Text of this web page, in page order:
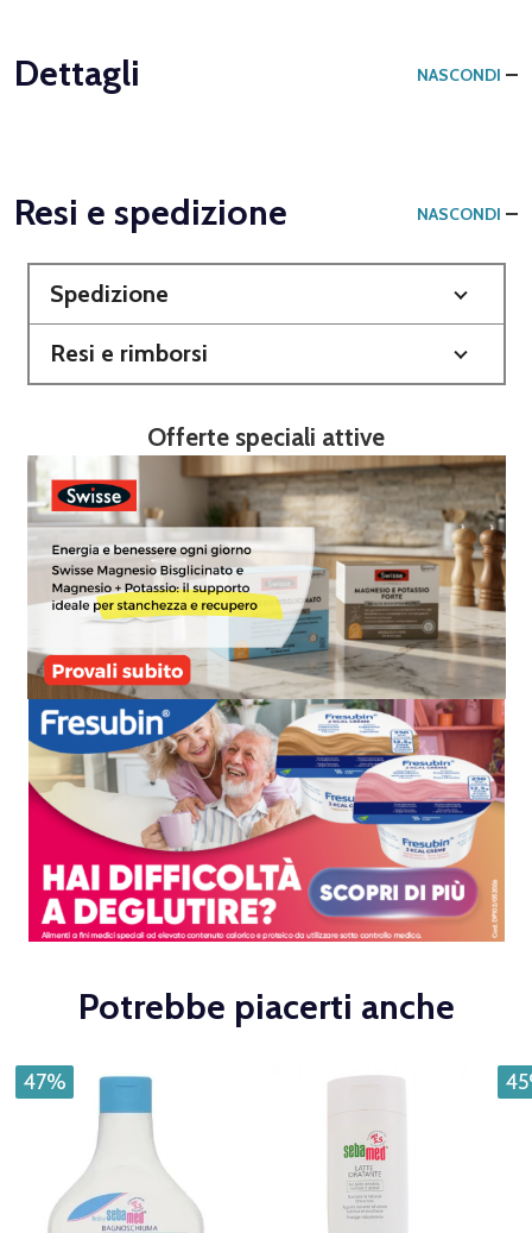
Dettagli NASCONDI
Resi e spedizione NASCONDI
Spedizione
Resi e rimborsi
Offerte speciali attive
Potrebbe piacerti anche
47%